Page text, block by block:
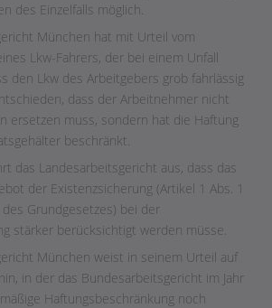
des Einzelfalls möglich.
München hat mit Urteil vom
Lkw-Fahrers, der bei einem Unfall
den Lkw des Arbeitgebers grob fahrlässig
dass der Arbeitnehmer nicht
ersetzen muss, sondern hat die Haftung
beschränkt.
das Landesarbeitsgericht aus, dass das
der Existenzsicherung (Artikel 1 Abs. 1
Grundgesetzes) bei der
stärker berücksichtigt werden müsse.
München weist in seinem Urteil auf
in der das Bundesarbeitsgericht im Jahr
Haftungsbeschränkung noch